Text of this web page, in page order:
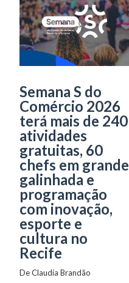
Semana S do
Comércio 2026
terá mais de 240
atividades
gratuitas, 60
chefs em grande
galinhada e
programação
com inovação,
esporte e
cultura no
Recife
De Claudia Brandão